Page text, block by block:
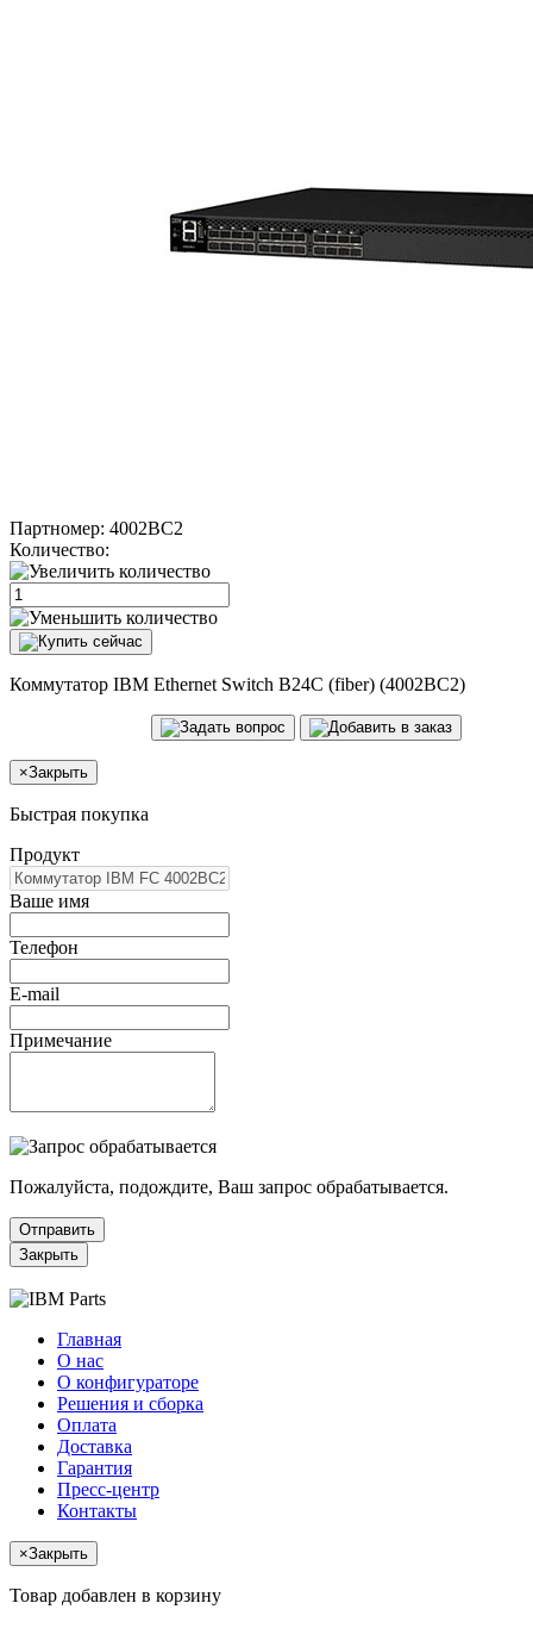
Партномер: 4002BC2
Количество:
Коммутатор IBM Ethernet Switch B24C (fiber) (4002BC2)
×Закрыть
Быстрая покупка
Продукт
Ваше имя
Телефон
E-mail
Примечание
Пожалуйста, подождите, Ваш запрос обрабатывается.
Отправить
Закрыть
Главная
О нас
О конфигураторе
Решения и сборка
Оплата
Доставка
Гарантия
Пресс-центр
Контакты
×Закрыть
Товар добавлен в корзину